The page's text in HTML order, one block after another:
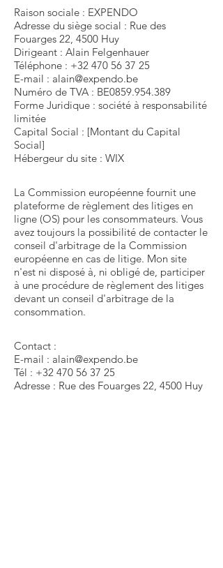
Raison sociale : EXPENDO
Adresse du siège social : Rue des
Fouarges 22, 4500 Huy
Dirigeant : Alain Felgenhauer
Téléphone : +32 470 56 37 25
E-mail : alain@expendo.be
Numéro de TVA : BE0859.954.389
Forme Juridique : société à responsabilité
limitée
Capital Social : [Montant du Capital
Social]
Hébergeur du site : WIX
La Commission européenne fournit une
plateforme de règlement des litiges en
ligne (OS) pour les consommateurs. Vous
avez toujours la possibilité de contacter le
conseil d'arbitrage de la Commission
européenne en cas de litige. Mon site
n'est ni disposé à, ni obligé de, participer
à une procédure de règlement des litiges
devant un conseil d'arbitrage de la
consommation.
Contact :
E-mail : alain@expendo.be
Tél : +32 470 56 37 25
Adresse : Rue des Fouarges 22, 4500 Huy